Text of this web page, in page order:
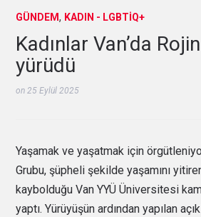
GÜNDEM, KADIN - LGBTİQ+
Kadınlar Van’da
yürüdü
on25 Eylül 2025
Yaşamak ve yaşatmak için
Grubu, şüpheli şekilde yaşamını
kaybolduğu Van YYÜ Üniversitesi
yaptı. Yürüyüşün ardından yapılan